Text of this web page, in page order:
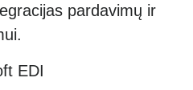
pardavimų ir
EDI